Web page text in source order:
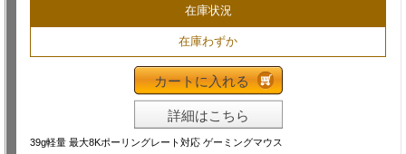
在庫状況
在庫わずか
カートに入れる
詳細はこちら
39g軽量 最大8Kポーリングレート対応 ゲーミングマウス